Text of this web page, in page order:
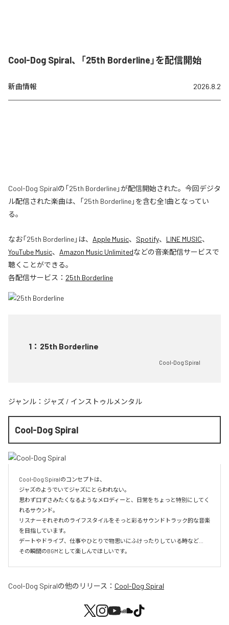
Cool-Dog Spiral、「25th Borderline」を配信開始
新曲情報 2026.8.2
Cool-Dog Spiralの「25th Borderline」が配信開始された。今回デジタ
ル配信された楽曲は、「25th Borderline」を含む全1曲となってい
る。
なお「25th Borderline」は、 Apple Music、 Spotify、 LINE MUSIC、
YouTube Music、 Amazon Music Unlimitedなどの音楽配信サービスで
聴くことができる。
各配信サービス： 25th Borderline
1 ： 25th Borderline
Cool-Dog Spiral
ジャンル： ジャズ / インストゥルメンタル
Cool-Dog Spiral
Cool-Dog Spiralのコンセプトは、
ジャズのようでいてジャズにとらわれない。
思わず口ずさみたくなるようなメロディーと、日常をちょっと特別にしてく
れるサウンド。
リスナーそれぞれのライフスタイルをそっと彩るサウンドトラック的な音楽
を目指しています。
デートやドライブ、仕事やひとりで物思いにふけったりしている時など…
その瞬間のBGMとして楽しんでほしいです。
Cool-Dog Spiralの他のリリース： Cool-Dog Spiral